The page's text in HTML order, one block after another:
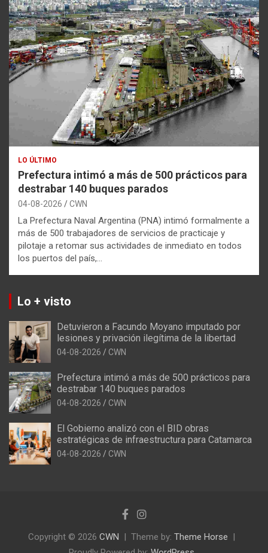
LO ÚLTIMO
Prefectura intimó a más de 500 prácticos para
destrabar 140 buques parados
04-08-2026 CWN
La Prefectura Naval Argentina (PNA) intimó formalmente a
más de 500 trabajadores de servicios de practicaje y
pilotaje a retomar sus actividades de inmediato en todos
los puertos del país,…
Lo + visto
Detuvieron a Facundo Moyano imputado por
lesiones y privación ilegítima de la libertad
04-08-2026 CWN
Prefectura intimó a más de 500 prácticos para
destrabar 140 buques parados
04-08-2026 CWN
El Gobierno analizó con el BID obras
estratégicas de infraestructura para Catamarca
04-08-2026 CWN
Copyright © 2026 CWN Theme by: Theme Horse